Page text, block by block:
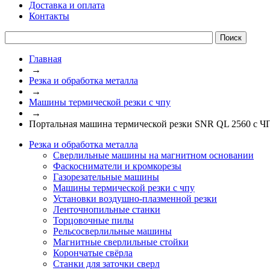
Доставка и оплата
Контакты
Главная
→
Резка и обработка металла
→
Машины термической резки с чпу
→
Портальная машина термической резки SNR QL 2560 с
Резка и обработка металла
Сверлильные машины на магнитном основании
Фаскосниматели и кромкорезы
Газорезательные машины
Машины термической резки с чпу
Установки воздушно-плазменной резки
Ленточнопильные станки
Торцовочные пилы
Рельсосверлильные машины
Магнитные сверлильные стойки
Корончатые свёрла
Станки для заточки сверл